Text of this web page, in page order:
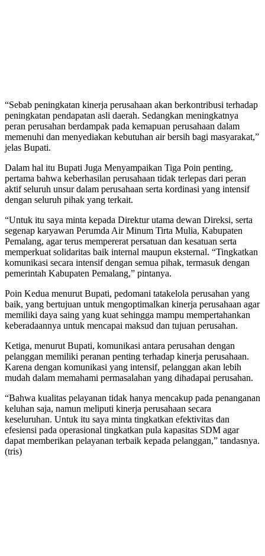
“Sebab peningkatan kinerja perusahaan akan berkontribusi terhadap
peningkatan pendapatan asli daerah. Sedangkan meningkatnya
peran perusahan berdampak pada kemapuan perusahaan dalam
memenuhi dan menyediakan kebutuhan air bersih bagi masyarakat,”
jelas Bupati.
Dalam hal itu Bupati Juga Menyampaikan Tiga Poin penting,
pertama bahwa keberhasilan perusahaan tidak terlepas dari peran
aktif seluruh unsur dalam perusahaan serta kordinasi yang intensif
dengan seluruh pihak yang terkait.
“Untuk itu saya minta kepada Direktur utama dewan Direksi, serta
segenap karyawan Perumda Air Minum Tirta Mulia, Kabupaten
Pemalang, agar terus mempererat persatuan dan kesatuan serta
memperkuat solidaritas baik internal maupun eksternal. “Tingkatkan
komunikasi secara intensif dengan semua pihak, termasuk dengan
pemerintah Kabupaten Pemalang,” pintanya.
Poin Kedua menurut Bupati, pedomani tatakelola perusahan yang
baik, yang bertujuan untuk mengoptimalkan kinerja perusahaan agar
memiliki daya saing yang kuat sehingga mampu mempertahankan
keberadaannya untuk mencapai maksud dan tujuan perusahan.
Ketiga, menurut Bupati, komunikasi antara perusahan dengan
pelanggan memiliki peranan penting terhadap kinerja perusahaan.
Karena dengan komunikasi yang intensif, pelanggan akan lebih
mudah dalam memahami permasalahan yang dihadapai perusahan.
“Bahwa kualitas pelayanan tidak hanya mencakup pada penanganan
keluhan saja, namun meliputi kinerja perusahaan secara
keseluruhan. Untuk itu saya minta tingkatkan efektivitas dan
efesiensi pada operasional tingkatkan pula kapasitas SDM agar
dapat memberikan pelayanan terbaik kepada pelanggan,” tandasnya.
(tris)